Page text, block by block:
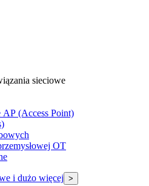
sieciowe
AP (Access Point)
OT
i dużo więcej >